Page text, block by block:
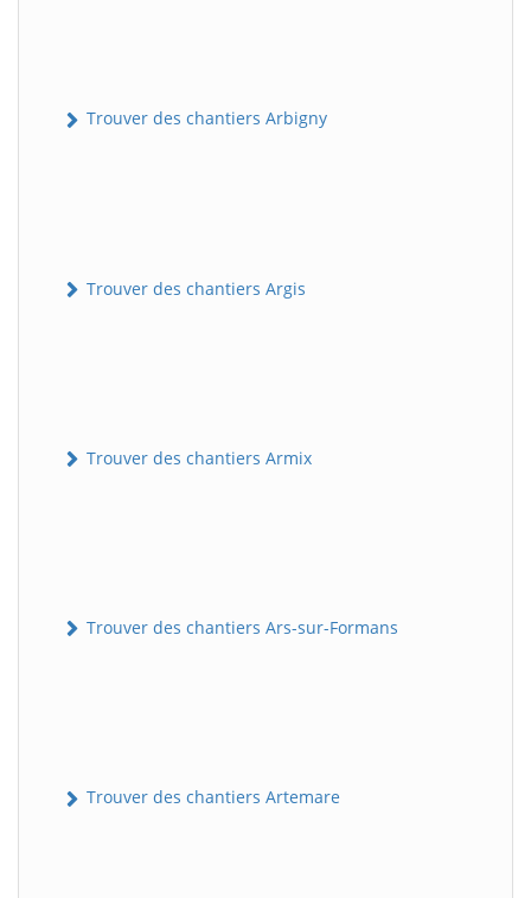
Trouver des chantiers Arbigny
Trouver des chantiers Argis
Trouver des chantiers Armix
Trouver des chantiers Ars-sur-Formans
Trouver des chantiers Artemare